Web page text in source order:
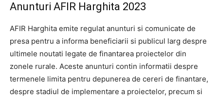
Anunturi AFIR Harghita 2023
AFIR Harghita emite regulat anunturi si comunicate de
presa pentru a informa beneficiarii si publicul larg despre
ultimele noutati legate de finantarea proiectelor din
zonele rurale. Aceste anunturi contin informatii despre
termenele limita pentru depunerea de cereri de finantare,
despre stadiul de implementare a proiectelor, precum si